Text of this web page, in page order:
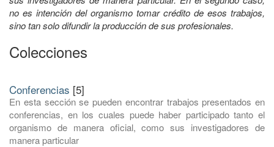
no es intención del organismo tomar crédito de esos trabajos,
sino tan solo difundir la producción de sus profesionales.
Colecciones
Conferencias [5]
En esta sección se pueden encontrar trabajos presentados en
conferencias, en los cuales puede haber participado tanto el
organismo de manera oficial, como sus investigadores de
manera particular